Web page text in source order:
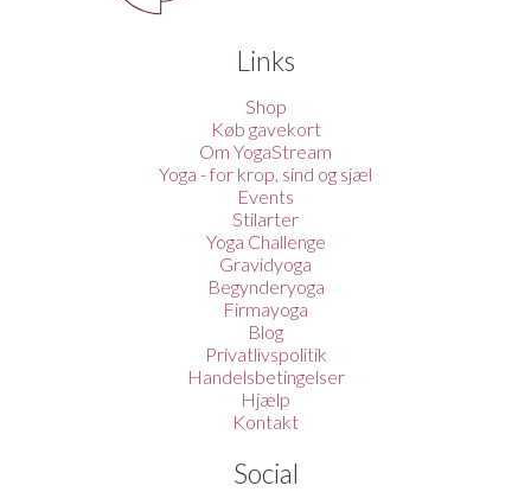
Links
Shop
Køb gavekort
Om YogaStream
Yoga - for krop, sind og sjæl
Events
Stilarter
Yoga Challenge
Gravidyoga
Begynderyoga
Firmayoga
Blog
Privatlivspolitik
Handelsbetingelser
Hjælp
Kontakt
Social